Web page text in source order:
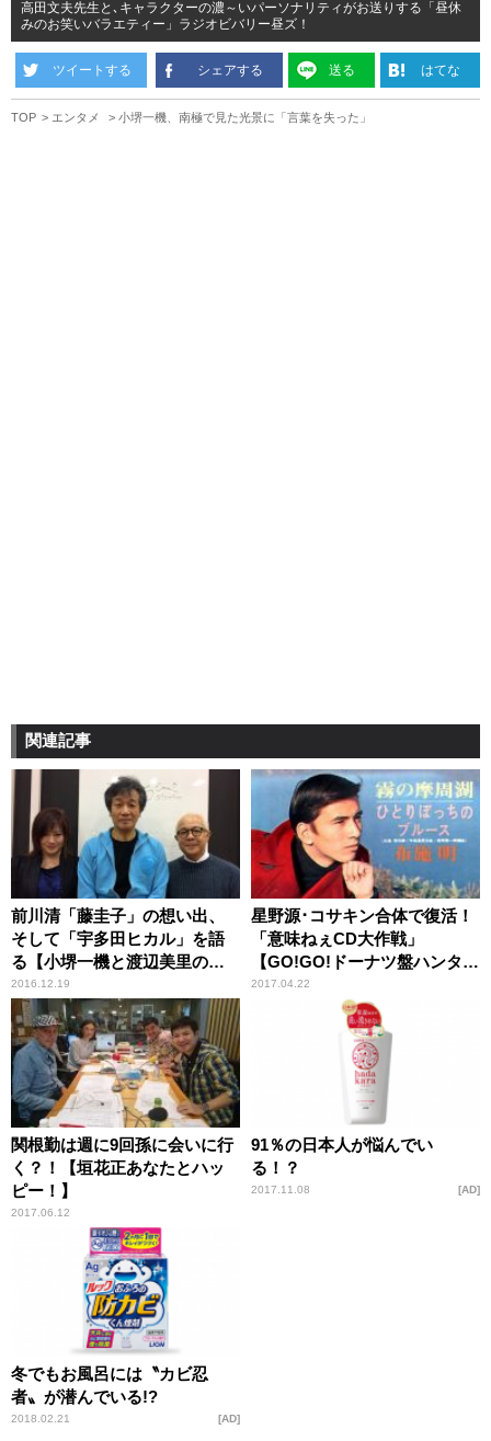
高田文夫先生と､キャラクターの濃～いパーソナリティがお送りする「昼休
みのお笑いバラエティー」ラジオビバリー昼ズ！
ツイートする シェアする 送る はてな
TOP エンタメ 小堺一機、南極で見た光景に「言葉を失った」
関連記事
前川清「藤圭子」の想い出、
そして「宇多田ヒカル」を語
る【小堺一機と渡辺美里のス
ーパー・オフショット】
2016.12.19
星野源･コサキン合体で復活！
「意味ねぇCD大作戦」
【GO!GO!ドーナツ盤ハンタ
ー】
2017.04.22
関根勤は週に9回孫に会いに行
く？！【垣花正あなたとハッ
ピー！】
2017.06.12
91％の日本人が悩んでい
る！？
2017.11.08 AD
冬でもお風呂には〝カビ忍
者〟が潜んでいる!?
2018.02.21 AD